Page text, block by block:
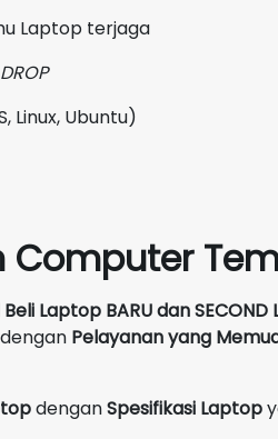
Laptop terjaga
DROP
Linux, Ubuntu)
Computer
Laptop BARU dan SECOND
Pelayanan yang
denganSpesifikasi Laptop